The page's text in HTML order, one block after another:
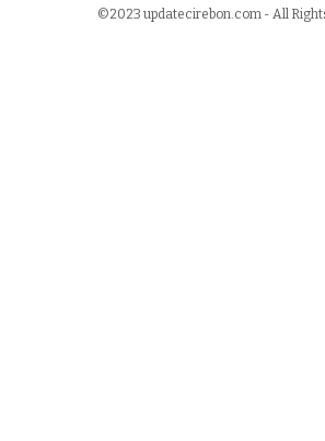
©2023 updatecirebon.com - All